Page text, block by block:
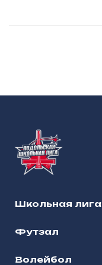
Школьная лига
Футзал
Волейбол